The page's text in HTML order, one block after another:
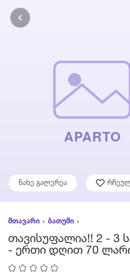
ნახე გალერეა
მთავარი ბათუმი
თავისუფალია!! 2 - 3
- ერთი დღით 70